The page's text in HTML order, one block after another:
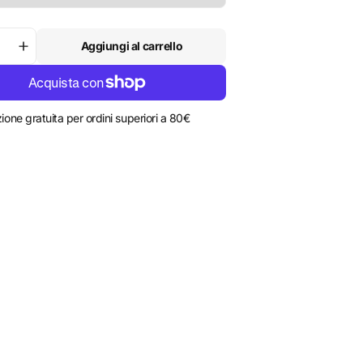
Aumenta
la
quantità
per
Felpa
Aggiungi al carrello
gratuita per ordini superiori a 80€